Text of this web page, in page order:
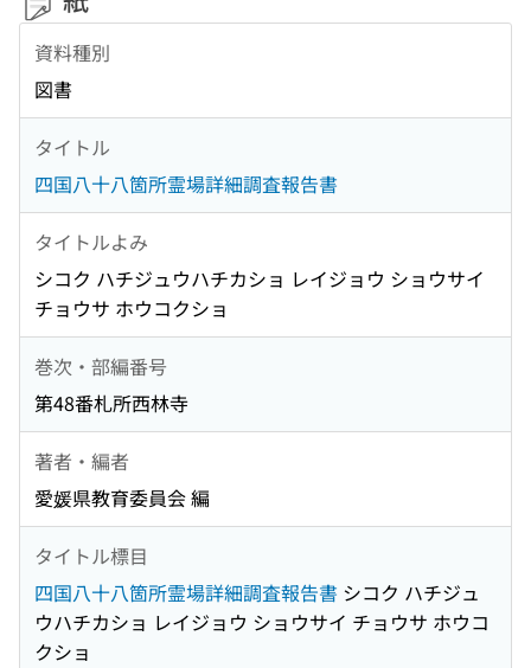
資料種別
図書
タイトル
四国八十八箇所霊場詳細調査報告書
タイトルよみ
シコク ハチジュウハチカショ レイジョウ ショウサイ
チョウサ ホウコクショ
巻次・部編番号
第48番札所西林寺
著者・編者
愛媛県教育委員会 編
タイトル標目
四国八十八箇所霊場詳細調査報告書 シコク ハチジュ
ウハチカショ レイジョウ ショウサイ チョウサ ホウコ
クショ